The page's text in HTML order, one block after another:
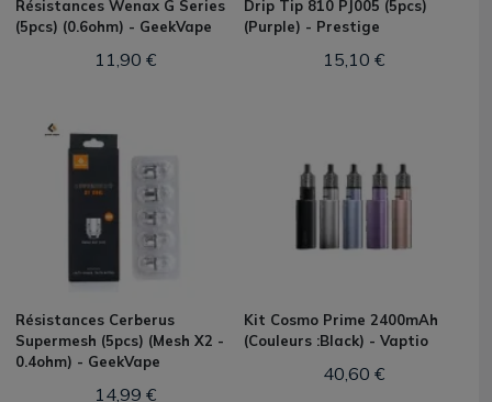
Résistances Wenax G Series
(5pcs) (0.6ohm) - GeekVape
11,90 €
Drip Tip 810 PJ005 (5pcs)
(Purple) - Prestige
15,10 €
Résistances Cerberus
Supermesh (5pcs) (Mesh X2 -
0.4ohm) - GeekVape
14,99 €
Kit Cosmo Prime 2400mAh
(Couleurs :Black) - Vaptio
40,60 €